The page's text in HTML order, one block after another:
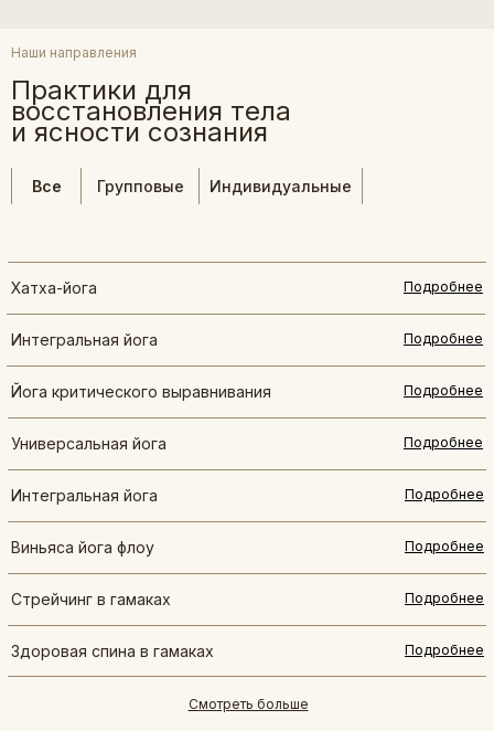
Наши направления
Практики для
восстановления тела
и ясности сознания
Все Групповые Индивидуальные
Хатха-йога Подробнее
Интегральная йога Подробнее
Йога критического выравнивания Подробнее
Универсальная йога Подробнее
Интегральная йога Подробнее
Виньяса йога флоу Подробнее
Стрейчинг в гамаках Подробнее
Здоровая спина в гамаках Подробнее
Смотреть больше